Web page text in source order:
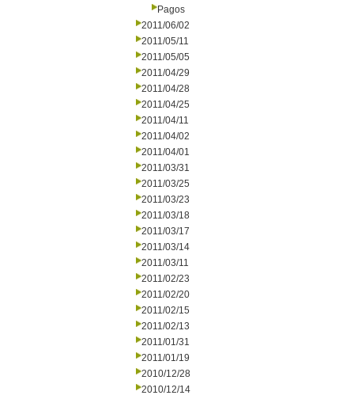
Pagos
2011/06/02
2011/05/11
2011/05/05
2011/04/29
2011/04/28
2011/04/25
2011/04/11
2011/04/02
2011/04/01
2011/03/31
2011/03/25
2011/03/23
2011/03/18
2011/03/17
2011/03/14
2011/03/11
2011/02/23
2011/02/20
2011/02/15
2011/02/13
2011/01/31
2011/01/19
2010/12/28
2010/12/14